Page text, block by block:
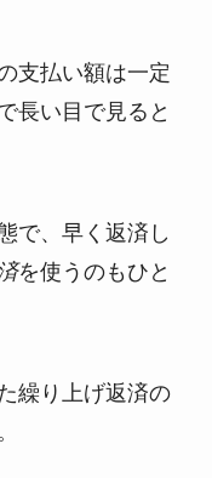
支払い額は一定
長い目で見ると
で、早く返済し
を使うのもひと
繰り上げ返済の